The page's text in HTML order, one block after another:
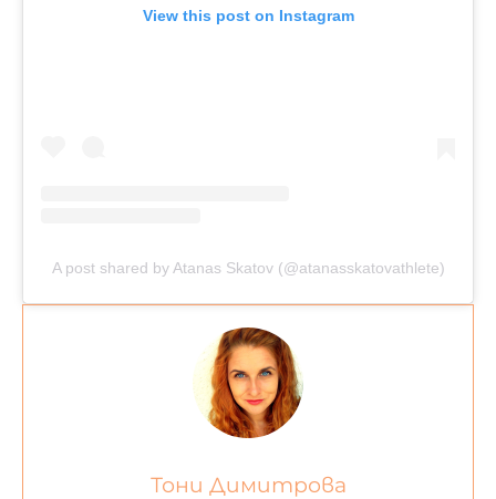
View this post on Instagram
A post shared by Atanas Skatov (@atanasskatovathlete)
Тони Димитрова